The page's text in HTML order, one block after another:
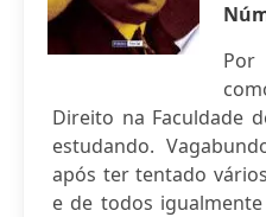
Direito na Faculdade
estudando.
após ter tentado
e de todos